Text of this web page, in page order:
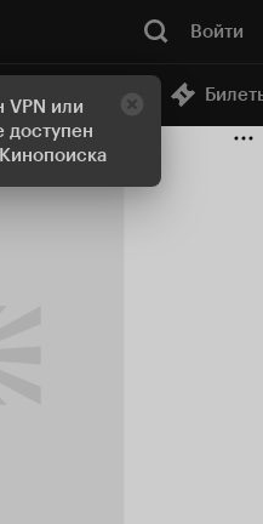
VPN или
доступен
Войти
кинотеатр